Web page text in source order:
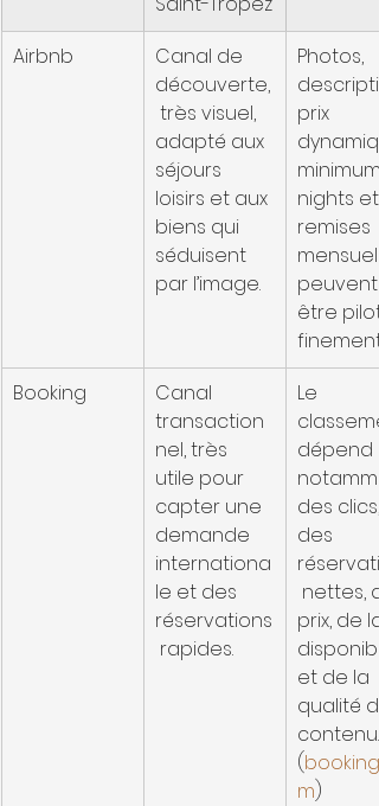
Airbnb
Canal de
découverte,
très visuel,
adapté aux
séjours
loisirs et aux
biens qui
séduisent
par l’image.
Photos,
prix
minimum
nights et
remises
peuvent
être
finement.
Booking
Canal
transaction
nel, très
utile pour
capter une
demande
internationa
le et des
réservations
rapides.
Le
dépend
des clics,
des
nettes,
prix, de la
et de la
qualité
contenu.
(
m)